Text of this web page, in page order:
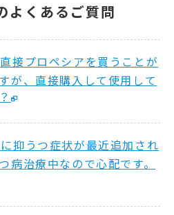
よくあるご質問
接プロペシアを買うことが
が、直接購入して使用して
抑うつ症状が最近追加され
病治療中なので心配です。